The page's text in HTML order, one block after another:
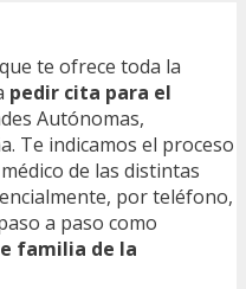
te ofrece toda la
pedir cita para el
Autónomas,
Te indicamos el proceso
de las distintas
por teléfono,
a paso como
familia de la